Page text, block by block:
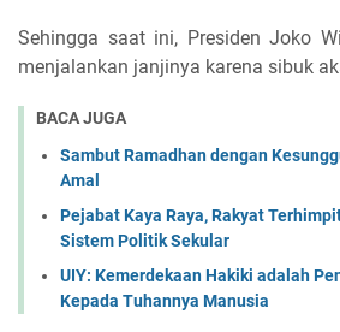
Sehingga saat ini, Presiden Joko
menjalankan janjinya karena sibuk
BACA JUGA
Sambut Ramadhan dengan
Amal
Pejabat Kaya Raya, Rakyat
Sistem Politik Sekular
UIY: Kemerdekaan Hakiki adalah
Kepada Tuhannya Manusia